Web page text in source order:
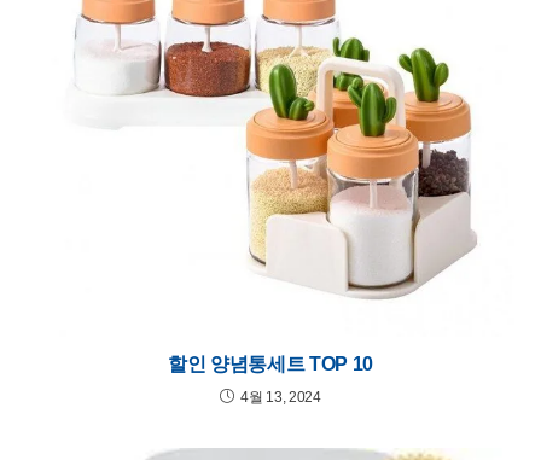
할인 양념통세트 TOP 10
4월 13, 2024